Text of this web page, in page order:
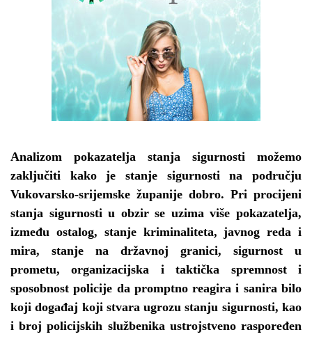
Analizom pokazatelja stanja sigurnosti možemo
zaključiti kako je stanje sigurnosti na području
Vukovarsko-srijemske županije dobro. Pri procijeni
stanja sigurnosti u obzir se uzima više pokazatelja,
između ostalog, stanje kriminaliteta, javnog reda i
mira, stanje na državnoj granici, sigurnost u
prometu, organizacijska i taktička spremnost i
sposobnost policije da promptno reagira i sanira bilo
koji događaj koji stvara ugrozu stanju sigurnosti, kao
i broj policijskih službenika ustrojstveno raspoređen